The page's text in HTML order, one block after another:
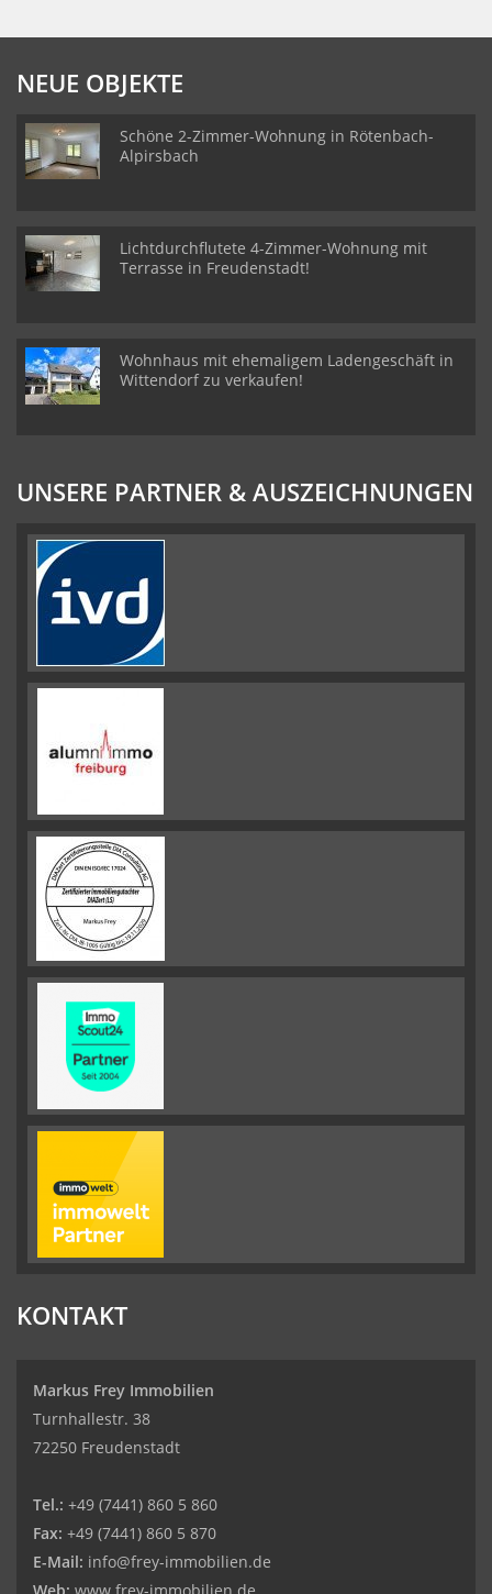
NEUE OBJEKTE
Schöne 2-Zimmer-Wohnung in Rötenbach-
Alpirsbach
Lichtdurchflutete 4-Zimmer-Wohnung mit
Terrasse in Freudenstadt!
Wohnhaus mit ehemaligem Ladengeschäft in
Wittendorf zu verkaufen!
UNSERE PARTNER & AUSZEICHNUNGEN
KONTAKT
Markus Frey Immobilien
Turnhallestr. 38
72250 Freudenstadt
Tel.: +49 (7441) 860 5 860
Fax: +49 (7441) 860 5 870
E-Mail: info@frey-immobilien.de